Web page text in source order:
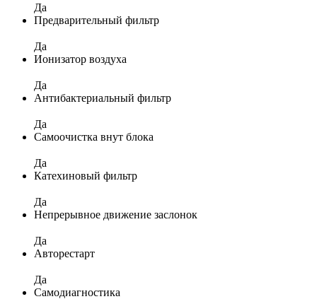
Да
Предварительный фильтр
Да
Ионизатор воздуха
Да
Антибактериальный фильтр
Да
Самоочистка внут блока
Да
Катехиновый фильтр
Да
Непрерывное движение заслонок
Да
Авторестарт
Да
Самодиагностика